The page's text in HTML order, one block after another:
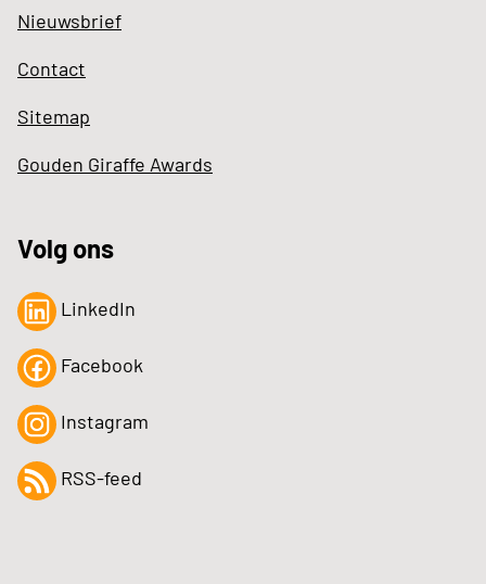
Nieuwsbrief
Contact
Sitemap
Gouden Giraffe Awards
Volg ons
LinkedIn
Facebook
Instagram
RSS-feed